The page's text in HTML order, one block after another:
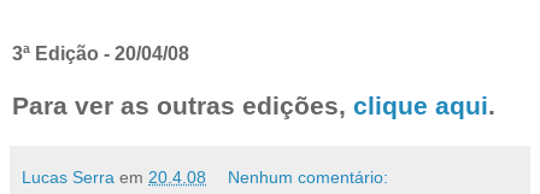
3ª Edição - 20/04/08
Para ver as outras edições, clique aqui.
Lucas Serra em 20.4.08 Nenhum comentário: